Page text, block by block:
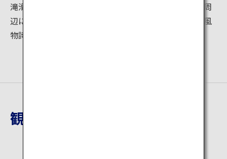
滝滑りになっており、夏には若者や子供達の歓声が滝周
辺にこだましにぎわいます。夏の滝滑りはこの地方の風
物詩です。
観光地詳細